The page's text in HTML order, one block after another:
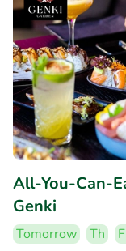
All-You-Can-
Genki
Tomorrow Th